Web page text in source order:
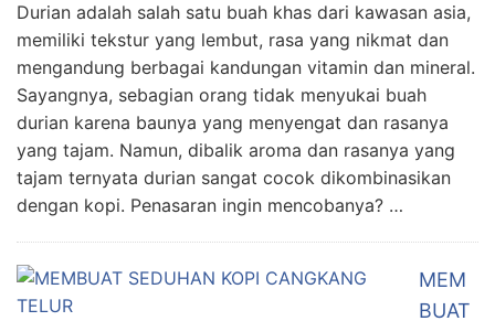
Durian adalah salah satu buah khas dari kawasan asia,
memiliki tekstur yang lembut, rasa yang nikmat dan
mengandung berbagai kandungan vitamin dan mineral.
Sayangnya, sebagian orang tidak menyukai buah
durian karena baunya yang menyengat dan rasanya
yang tajam. Namun, dibalik aroma dan rasanya yang
tajam ternyata durian sangat cocok dikombinasikan
dengan kopi. Penasaran ingin mencobanya? …
MEM
BUAT